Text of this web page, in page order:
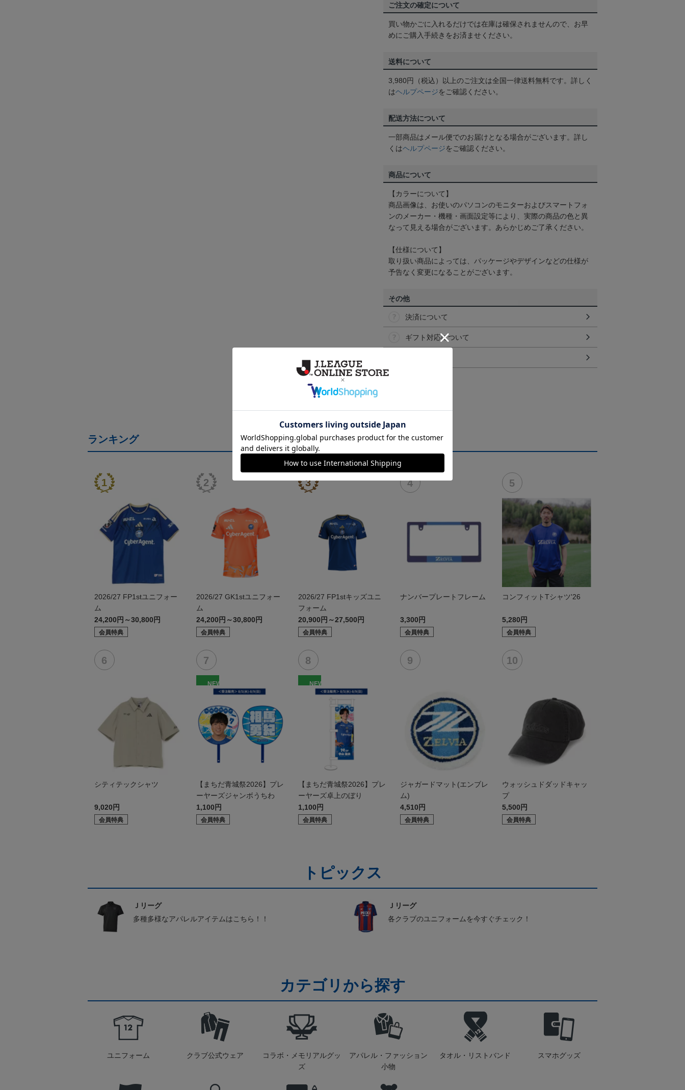
ご注文の確定について
買い物かごに入れるだけでは在庫は確保されませんので、お早
めにご購入手続きをお済ませください。
送料について
3,980円（税込）以上のご注文は全国一律送料無料です。詳しく
はヘルプページをご確認ください。
配送方法について
一部商品はメール便でのお届けとなる場合がございます。詳し
くはヘルプページをご確認ください。
商品について
【カラーについて】
商品画像は、お使いのパソコンのモニターおよびスマートフォ
ンのメーカー・機種・画面設定等により、実際の商品の色と異
なって見える場合がございます。あらかじめご了承ください。
【仕様について】
取り扱い商品によっては、パッケージやデザインなどの仕様が
予告なく変更になることがございます。
その他
決済について
ギフト対応について
ランキング
2026/27 FP1stユニフォー
ム
24,200円～30,800円
会員特典
2026/27 GK1stユニフォー
ム
24,200円～30,800円
会員特典
2026/27 FP1stキッズユニ
フォーム
20,900円～27,500円
会員特典
ナンバープレートフレーム
3,300円
会員特典
コンフィットTシャツ'26
5,280円
会員特典
シティテックシャツ
9,020円
会員特典
NEW
【まちだ青城祭2026】プレ
ーヤーズジャンボうちわ
1,100円
会員特典
NEW
【まちだ青城祭2026】プレ
ーヤーズ卓上のぼり
1,100円
会員特典
ジャガードマット(エンブレ
ム)
4,510円
会員特典
ウォッシュドダッドキャッ
プ
5,500円
会員特典
トピックス
Ｊリーグ
多種多様なアパレルアイテムはこちら！！
Ｊリーグ
各クラブのユニフォームを今すぐチェック！
カテゴリから探す
ユニフォーム クラブ公式ウェア
コラボ・メモリアルグッ
ズ
アパレル・ファッション
小物
タオル・リストバンド スマホグッズ